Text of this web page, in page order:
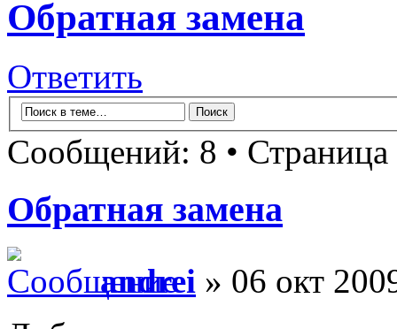
Обратная замена
Ответить
Сообщений: 8 • Страница
Обратная замена
andrei » 06 окт